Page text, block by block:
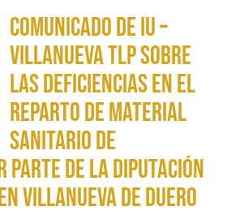
Comunicado de IU –
Villanueva TLP sobre
las deficiencias en el
reparto de material
sanitario de
parte de la Diputación
Villanueva de Duero